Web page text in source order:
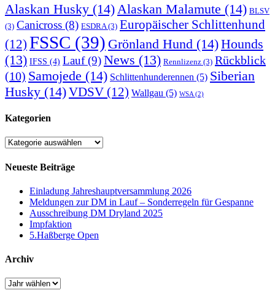
Alaskan Husky (14) Alaskan Malamute (14) BLSV
(3) Canicross (8) ESDRA(3) Europäischer Schlittenhund
(12) FSSC (39) Grönland Hund (14)Hounds
(13) IFSS (4) Lauf(9)News (13) Rennlizenz (3) Rückblick
(10) Samojede (14) Schlittenhunderennen (5) Siberian
Husky (14)VDSV (12) Wallgau (5) WSA (2)
Kategorien
Kategorien
Neueste Beiträge
Einladung Jahreshauptversammlung 2026
Meldungen zur DM in Lauf – Sonderregeln für Gespanne
Ausschreibung DM Dryland 2025
Impfaktion
5.Haßberge Open
Archiv